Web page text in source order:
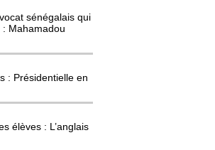
sénégalais qui
Mahamadou
: Présidentielle en
élèves : L’anglais